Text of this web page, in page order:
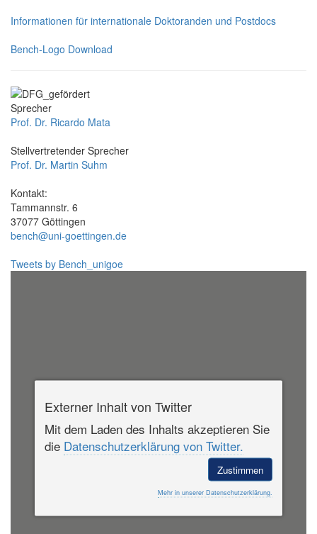
Informationen für internationale Doktoranden und Postdocs
Bench-Logo Download
Sprecher
Prof. Dr. Ricardo Mata
Stellvertretender Sprecher
Prof. Dr. Martin Suhm
Kontakt:
Tammannstr. 6
37077 Göttingen
bench@uni-goettingen.de
Tweets by Bench_unigoe
Externer Inhalt von Twitter
Mit dem Laden des Inhalts akzeptieren Sie
die Datenschutzerklärung von Twitter.
Zustimmen
Mehr in unserer Datenschutzerklärung.